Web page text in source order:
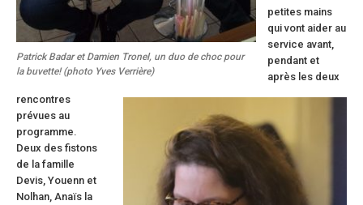
Patrick Badar et Damien Tronel, un duo de choc pour
la buvette! (photo Yves Verrière)
petites mains
qui vont aider au
service avant,
pendant et
après les deux
rencontres
prévues au
programme.
Deux des fistons
de la famille
Devis, Youenn et
Nolhan, Anaïs la